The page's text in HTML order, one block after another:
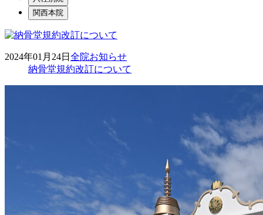
関西本院
2024年01月24日 全院お知らせ
納骨堂規約改訂について